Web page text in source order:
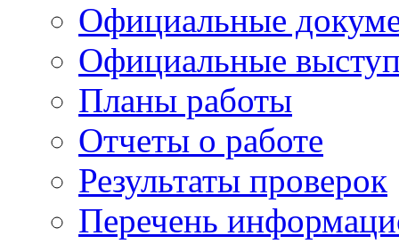
Официальные
Официальные
Планы работы
Отчеты о работе
Результаты проверок
Перечень